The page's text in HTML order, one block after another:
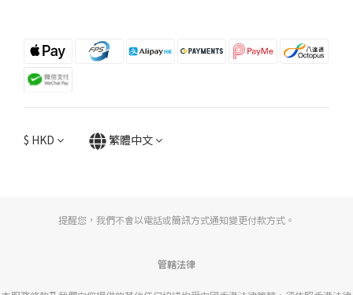
$ HKD 繁體中文
提醒您，我們不會以電話或簡訊方式通知變更付款方式。
管轄法律